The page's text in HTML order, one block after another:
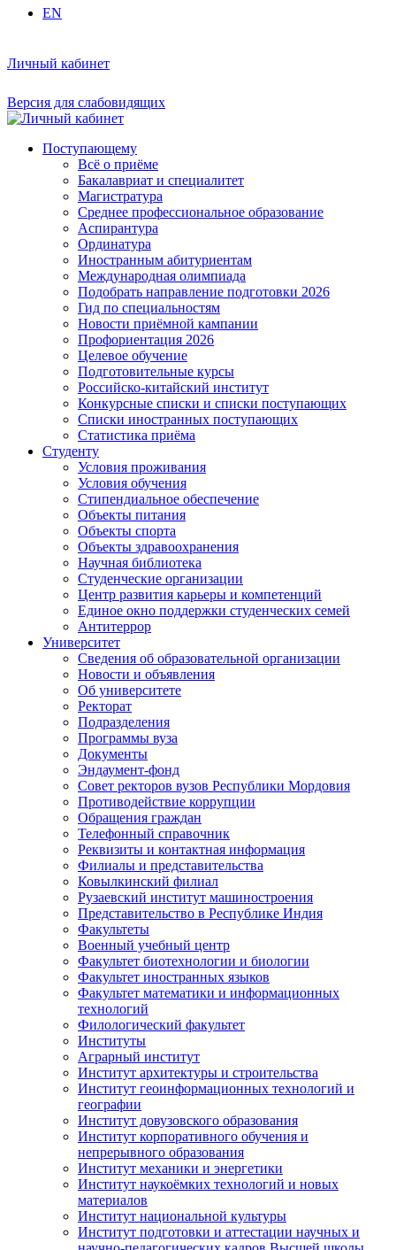
EN
Личный кабинет
Версия для слабовидящих
Поступающему
Всё о приёме
Бакалавриат и специалитет
Магистратура
Среднее профессиональное образование
Аспирантура
Ординатура
Иностранным абитуриентам
Международная олимпиада
Подобрать направление подготовки 2026
Гид по специальностям
Новости приёмной кампании
Профориентация 2026
Целевое обучение
Подготовительные курсы
Российско-китайский институт
Конкурсные списки и списки поступающих
Списки иностранных поступающих
Статистика приёма
Студенту
Условия проживания
Условия обучения
Стипендиальное обеспечение
Объекты питания
Объекты спорта
Объекты здравоохранения
Научная библиотека
Студенческие организации
Центр развития карьеры и компетенций
Единое окно поддержки студенческих семей
Антитеррор
Университет
Сведения об образовательной организации
Новости и объявления
Об университете
Ректорат
Подразделения
Программы вуза
Документы
Эндаумент-фонд
Совет ректоров вузов Республики Мордовия
Противодействие коррупции
Обращения граждан
Телефонный справочник
Реквизиты и контактная информация
Филиалы и представительства
Ковылкинский филиал
Рузаевский институт машиностроения
Представительство в Республике Индия
Факультеты
Военный учебный центр
Факультет биотехнологии и биологии
Факультет иностранных языков
Факультет математики и информационных
технологий
Филологический факультет
Институты
Аграрный институт
Институт архитектуры и строительства
Институт геоинформационных технологий и
географии
Институт довузовского образования
Институт корпоративного обучения и
непрерывного образования
Институт механики и энергетики
Институт наукоёмких технологий и новых
материалов
Институт национальной культуры
Институт подготовки и аттестации научных и